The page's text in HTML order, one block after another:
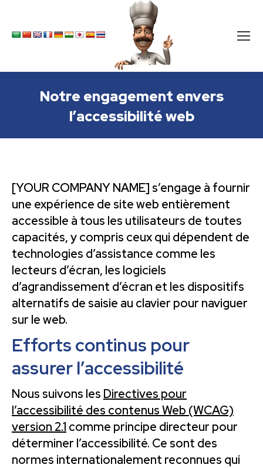
Notre engagement envers
l’accessibilité web
[YOUR COMPANY NAME] s’engage à fournir
une expérience de site web entièrement
accessible à tous les utilisateurs de toutes
capacités, y compris ceux qui dépendent de
technologies d’assistance comme les
lecteurs d’écran, les logiciels
d’agrandissement d’écran et les dispositifs
alternatifs de saisie au clavier pour naviguer
sur le web.
Efforts continus pour
assurer l’accessibilité
Nous suivons les Directives pour
l’accessibilité des contenus Web (WCAG)
version 2.1 comme principe directeur pour
déterminer l’accessibilité. Ce sont des
normes internationalement reconnues qui